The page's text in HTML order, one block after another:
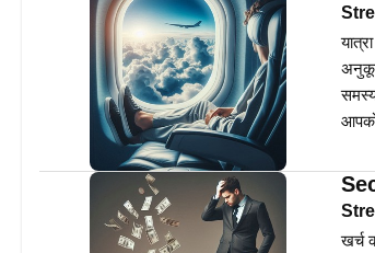
खर्च